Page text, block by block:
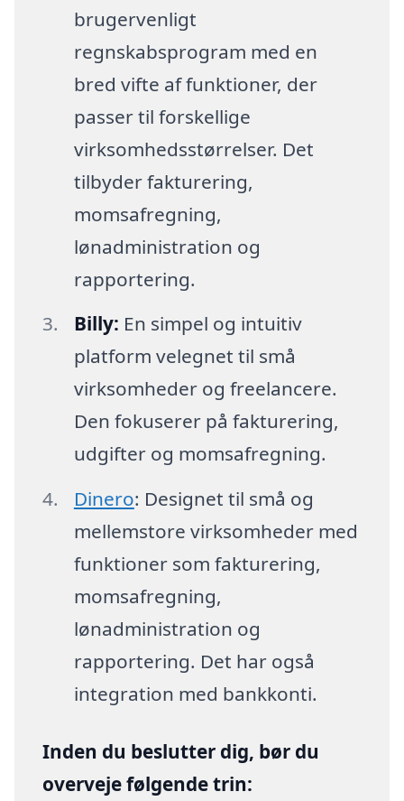
brugervenligt
regnskabsprogram med en
bred vifte af funktioner, der
passer til forskellige
virksomhedsstørrelser. Det
tilbyder fakturering,
momsafregning,
lønadministration og
rapportering.
Billy: En simpel og intuitiv
platform velegnet til små
virksomheder og freelancere.
Den fokuserer på fakturering,
udgifter og momsafregning.
Dinero: Designet til små og
mellemstore virksomheder med
funktioner som fakturering,
momsafregning,
lønadministration og
rapportering. Det har også
integration med bankkonti.
Inden du beslutter dig, bør du
overveje følgende trin: